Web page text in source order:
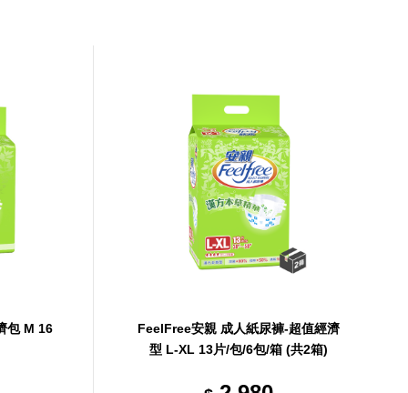
包 M 16
FeelFree安親 成人紙尿褲-超值經濟
型 L-XL 13片/包/6包/箱 (共2箱)